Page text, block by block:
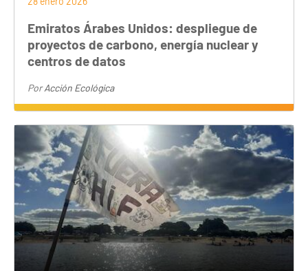
Emiratos Árabes Unidos: despliegue de
proyectos de carbono, energía nuclear y
centros de datos
PorAcción Ecológica